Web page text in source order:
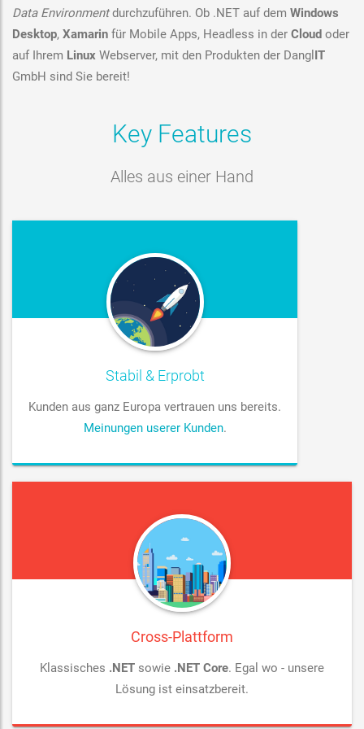
Data Environmentdurchzuführen. Ob .NET auf dem Windows
Desktop, Xamarin für Mobile Apps, Headless in der Cloud oder
auf Ihrem Linux Webserver, mit den Produkten der Dangl IT
GmbH sind Sie bereit!
Key Features
Alles aus einer Hand
Stabil & Erprobt
Kunden aus ganz Europa vertrauen uns bereits.
Meinungen userer Kunden.
Cross-Plattform
Klassisches .NET sowie .NET Core. Egal wo - unsere
Lösung ist einsatzbereit.